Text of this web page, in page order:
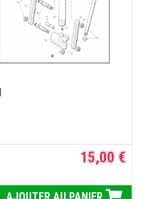
15,00 €